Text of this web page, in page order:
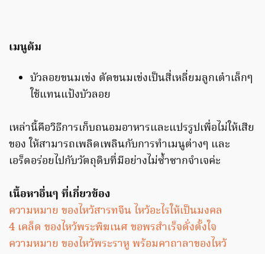
เมนูต้ม
บัวลอยขนมเข่ง ตัดขนมเข่งเป็นสี่เหลี่ยมลูกเต๋าเล็กๆ
ใช้แทนแป้งบัวลอย
เหล่านี้คือวิธีการเก็บถนอมอาหารและแปรรูปเพื่อไม่ให้เสีย
ของ ให้สามารถเพลิดเพลินกับการทำเมนูต่างๆ และ
เอร็ดอร่อยไปกับวัตถุดิบที่มีอย่างไม่ซ้ำซากจำเจค่ะ
เนื้อหาอื่นๆ ที่เกี่ยวข้อง
ความหมาย ของไหว้สารทจีน ไหว้อะไรให้เป็นมงคล
4 เคล็ด ของไหว้พระพิฆเนศ ขอพรสำเร็จดั่งตั้งใจ
ความหมาย ของไหว้พระราหู พร้อมคาถาลาของไหว้